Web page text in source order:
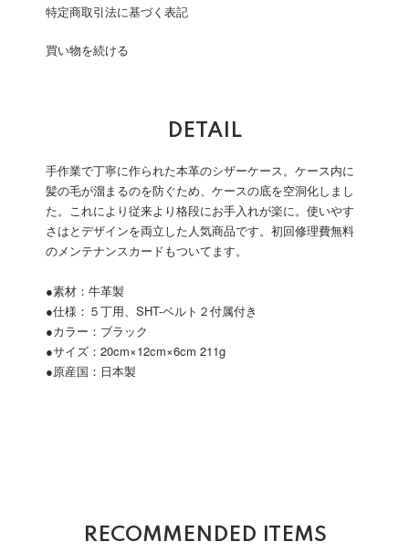
特定商取引法に基づく表記
買い物を続ける
DETAIL
手作業で丁寧に作られた本革のシザーケース。ケース内に
髪の毛が溜まるのを防ぐため、ケースの底を空洞化しまし
た。これにより従来より格段にお手入れが楽に。使いやす
さはとデザインを両立した人気商品です。初回修理費無料
のメンテナンスカードもついてます。
●素材：牛革製
●仕様：５丁用、SHT-ベルト２付属付き
●カラー：ブラック
●サイズ：20cm×12cm×6cm 211g
●原産国：日本製
RECOMMENDED ITEMS